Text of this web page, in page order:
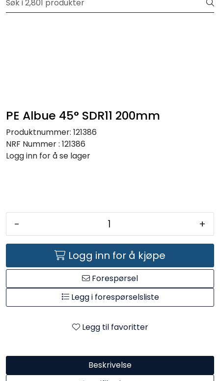
Skip to main content
Registrer deg som bruker i vår nettbutikk for full oversikt
PE Albue 45° SDR11 200mm
Produktnummer: 121386
NRF Nummer : 121386
Logg inn for å se lager
- +
Logg inn for å kjøpe
Forespørsel
Legg i forespørselsliste
Legg til favoritter
Beskrivelse
Grøftesikring
Utleie